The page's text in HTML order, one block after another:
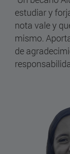
estudiar y
nota vale y
mismo.
de